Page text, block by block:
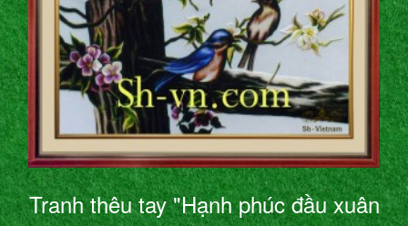
Tranh thêu tay "Hạnh phúc đầu xuân